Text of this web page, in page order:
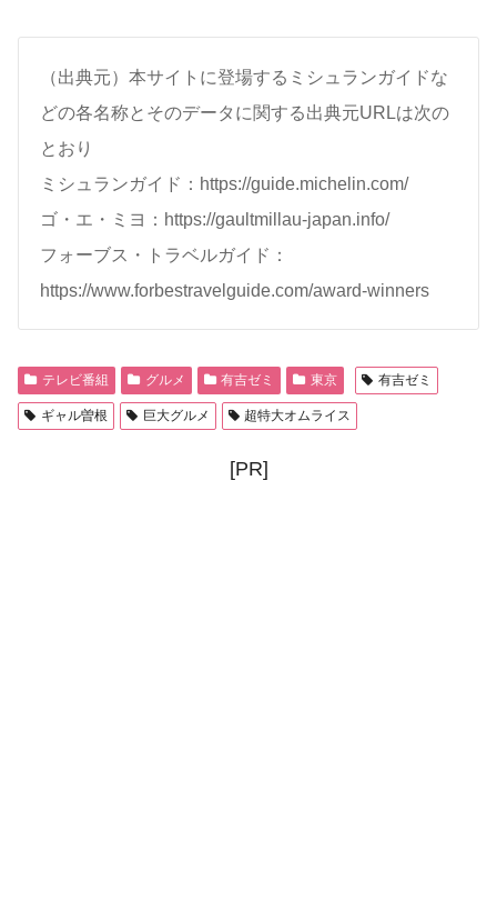
（出典元）本サイトに登場するミシュランガイドな
どの各名称とそのデータに関する出典元URLは次の
とおり
ミシュランガイド：https://guide.michelin.com/
ゴ・エ・ミヨ：https://gaultmillau-japan.info/
フォーブス・トラベルガイド：
https://www.forbestravelguide.com/award-winners
テレビ番組 グルメ 有吉ゼミ 東京 有吉ゼミ
ギャル曽根 巨大グルメ 超特大オムライス
[PR]